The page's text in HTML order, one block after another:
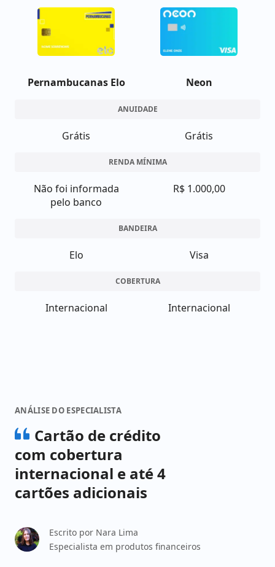
Pernambucanas Elo Neon
ANUIDADE
Grátis Grátis
RENDA MÍNIMA
Não foi informada
pelo banco
R$ 1.000,00
BANDEIRA
Elo Visa
COBERTURA
Internacional Internacional
ANÁLISE DO ESPECIALISTA
Cartão de crédito
com cobertura
internacional e até 4
cartões adicionais
Escrito por Nara Lima
Especialista em produtos financeiros